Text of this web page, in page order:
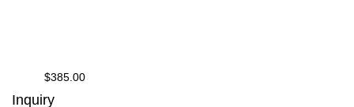
$385.00
Inquiry